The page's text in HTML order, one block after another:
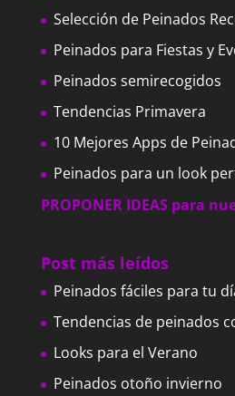
Selección de Peinados
Peinados para Fiestas y
Peinados semirecogidos
Tendencias Primavera
10 Mejores Apps de
Peinados para un look
PROPONER IDEAS para
Post más leídos
Peinados fáciles para tu
Tendencias de peinados
Looks para el Verano
Peinados otoño invierno